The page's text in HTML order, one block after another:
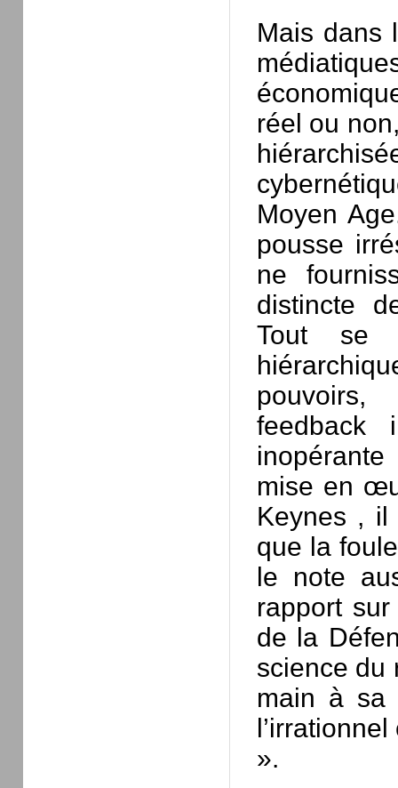
Mais dans
réel ou
Moyen
pousse
ne
distincte
Tout se
feedback
inopérante
mise en
Keynes ,
que la
le note
rapport
de la
science du
main à sa
».